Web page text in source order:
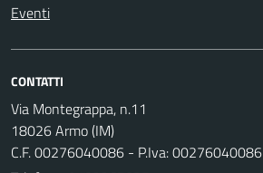
Eventi
CONTATTI
Via Montegrappa, n.11
18026 Armo (IM)
C.F. 00276040086 - P.Iva: 00276040086